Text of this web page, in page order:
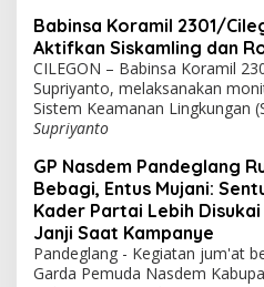
Babinsa Koramil 2301/
Aktifkan Siskamling dan
CILEGON – Babinsa Koramil
Supriyanto, melaksanakan
Sistem Keamanan Lingkungan
Supriyanto
GP Nasdem Pandeglang
Bebagi, Entus Mujani:
Kader Partai Lebih
Janji Saat Kampanye
Pandeglang - Kegiatan jum'at
Garda Pemuda Nasdem